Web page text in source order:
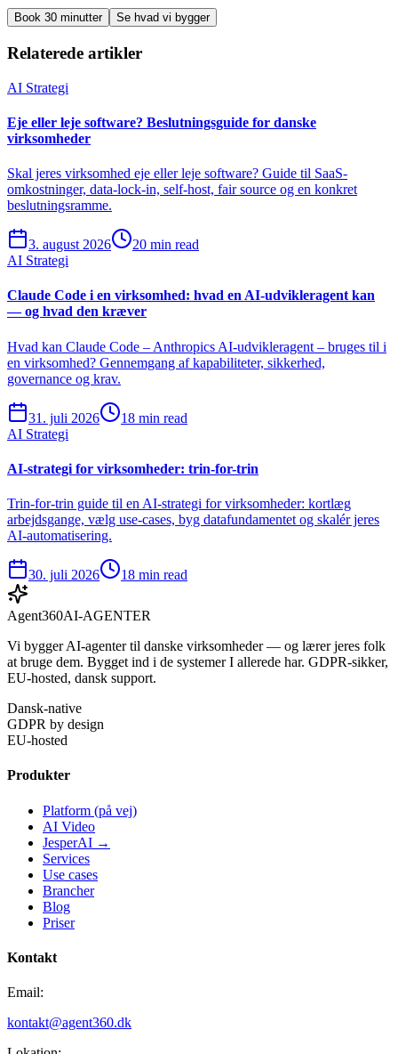
Book 30 minutter Se hvad vi bygger
Relaterede artikler
AI Strategi
Eje eller leje software? Beslutningsguide for danske
virksomheder
Skal jeres virksomhed eje eller leje software? Guide til SaaS-
omkostninger, data-lock-in, self-host, fair source og en konkret
beslutningsramme.
3. august 2026
20 min read
AI Strategi
Claude Code i en virksomhed: hvad en AI-udvikleragent kan
— og hvad den kræver
Hvad kan Claude Code – Anthropics AI-udvikleragent – bruges til i
en virksomhed? Gennemgang af kapabiliteter, sikkerhed,
governance og krav.
31. juli 2026
18 min read
AI Strategi
AI-strategi for virksomheder: trin-for-trin
Trin-for-trin guide til en AI-strategi for virksomheder: kortlæg
arbejdsgange, vælg use-cases, byg datafundamentet og skalér jeres
AI-automatisering.
30. juli 2026 18 min read
Agent360AI-AGENTER
Vi bygger AI-agenter til danske virksomheder — og lærer jeres folk
at bruge dem. Bygget ind i de systemer I allerede har. GDPR-sikker,
EU-hosted, dansk support.
Dansk-native
GDPR by design
EU-hosted
Produkter
Platform (på vej)
AI Video
JesperAI →
Services
Use cases
Brancher
Blog
Priser
Kontakt
Email:
kontakt@agent360.dk